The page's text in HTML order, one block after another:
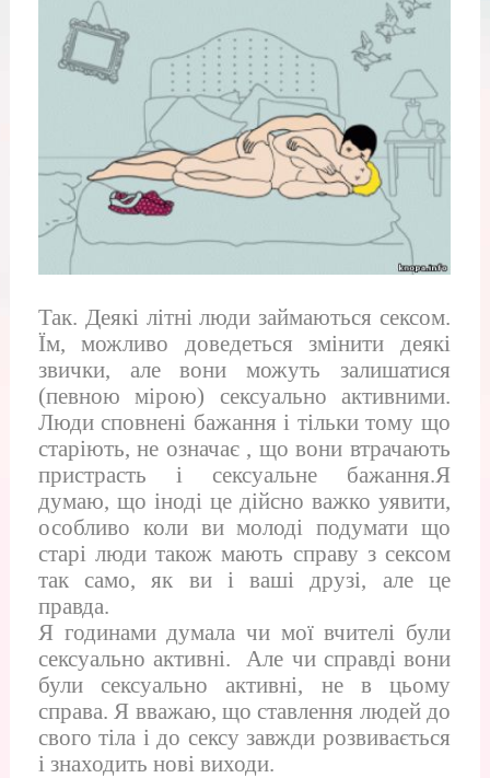
Так. Деякі літні люди займаються сексом.
Їм, можливо доведеться змінити деякі
звички, але вони можуть залишатися
(певною мірою) сексуально активними.
Люди сповнені бажання і тільки тому що
старіють, не означає , що вони втрачають
пристрасть і сексуальне бажання.Я
думаю, що іноді це дійсно важко уявити,
особливо коли ви молоді подумати що
старі люди також мають справу з сексом
так само, як ви і ваші друзі, але це
правда.
Я годинами думала чи мої вчителі були
сексуально активні. Але чи справді вони
були сексуально активні, не в цьому
справа. Я вважаю, що ставлення людей до
свого тіла і до сексу завжди розвивається
і знаходить нові виходи.